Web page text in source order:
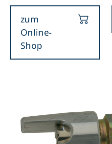
zum
Online-
Shop